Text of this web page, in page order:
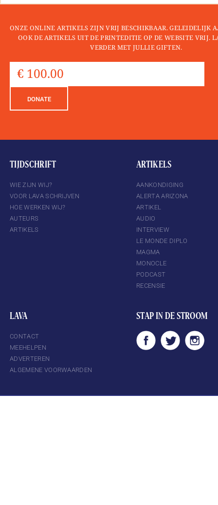
ONZE ONLINE ARTIKELS ZIJN VRIJ BESCHIKBAAR. GELEIDELIJK
OOK DE ARTIKELS UIT DE PRINTEDITIE OP DE WEBSITE VRIJ.
VERDER MET JULLIE GIFTEN.
DONATE
TIJDSCHRIFT
WIE ZIJN WIJ?
VOOR LAVA SCHRIJVEN
HOE WERKEN WIJ?
AUTEURS
ARTIKELS
ARTIKELS
AANKONDIGING
ALERTA ARIZONA
ARTIKEL
AUDIO
INTERVIEW
LE MONDE DIPLO
MAGMA
MONOCLE
PODCAST
RECENSIE
LAVA
CONTACT
MEEHELPEN
ADVERTEREN
ALGEMENE VOORWAARDEN
STAP IN DE STROOM